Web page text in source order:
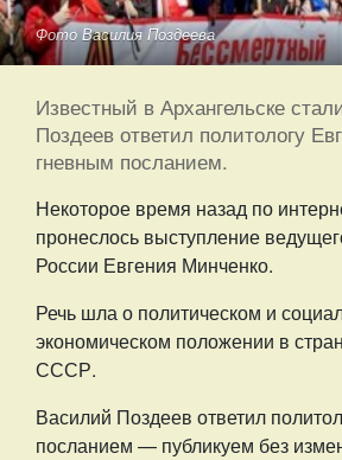
Фото Василия Поздеева
Известный в Архангельске
Поздеев ответил политологу
гневным посланием.
Некоторое время назад по
пронеслось выступление
России Евгения Минченко.
Речь шла о политическом и
экономическом положении в
СССР.
Василий Поздеев ответил
посланием — публикуем без